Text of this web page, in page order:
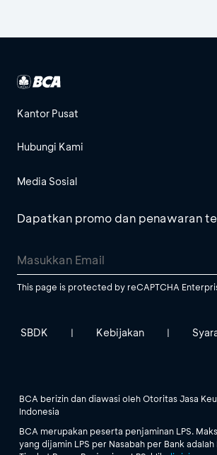
Kantor Pusat
Hubungi Kami
Media Sosial
Dapatkan promo dan penawaran
This page is protected by reCAPTCHA
SBDK | Kebijakan |
BCA berizin dan diawasi oleh Otoritas Jasa
Indonesia
BCA merupakan peserta penjaminan LPS.
yang dijamin LPS per Nasabah per Bank